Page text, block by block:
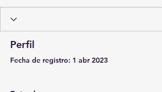
Perfil
Fecha de registro: 1 abr 2023